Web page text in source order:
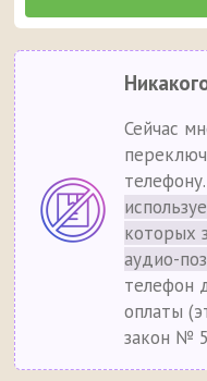
Сейчас
которых
аудио-
телефон
оплаты
закон №